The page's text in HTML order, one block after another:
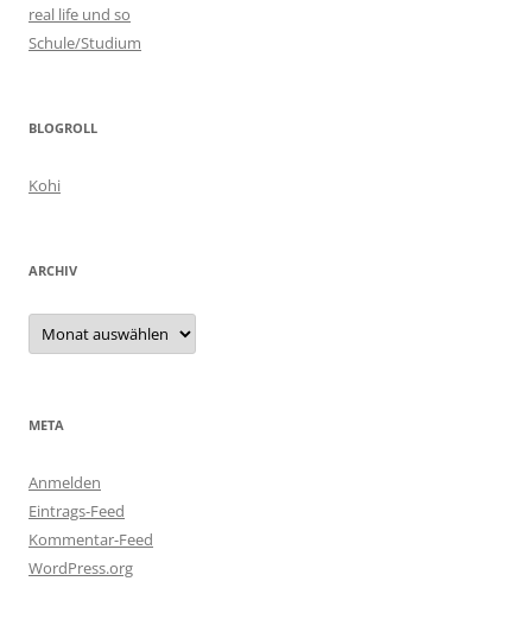
real life und so
Schule/Studium
BLOGROLL
Kohi
ARCHIV
Archiv
META
Anmelden
Eintrags-Feed
Kommentar-Feed
WordPress.org